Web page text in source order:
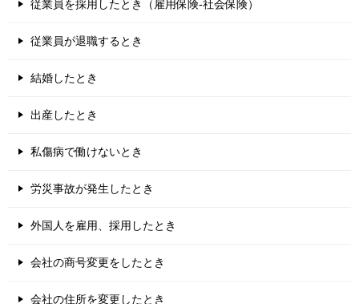
従業員を採用したとき（雇用保険-社会保険）
従業員が退職するとき
結婚したとき
出産したとき
私傷病で働けないとき
労災事故が発生したとき
外国人を雇用、採用したとき
会社の商号変更をしたとき
会社の住所を変更したとき